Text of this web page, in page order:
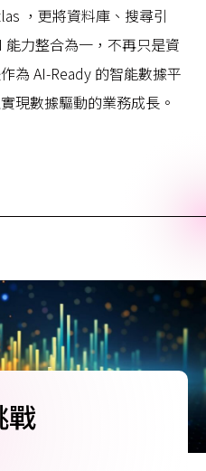
，更將資料庫、搜尋引
能力整合為一，不再只是資
為 AI-Ready 的智能數據平
現數據驅動的業務成長。
戰